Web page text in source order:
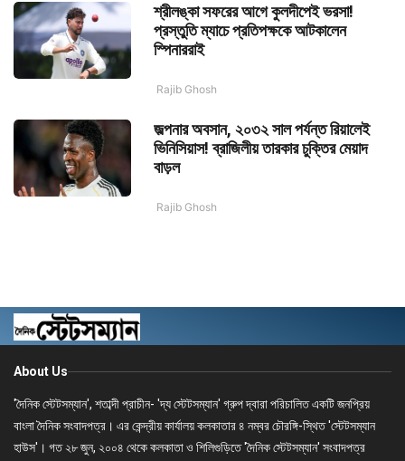
শ্রীলঙ্কা সফরের আগে কুলদীপেই ভরসা!
প্রস্তুতি ম্যাচে প্রতিপক্ষকে আটকালেন
স্পিনাররাই
Rajib Ghosh
জল্পনার অবসান, ২০৩২ সাল পর্যন্ত রিয়ালেই
ভিনিসিয়াস! ব্রাজিলীয় তারকার চুক্তির মেয়াদ
বাড়ল
Rajib Ghosh
About Us
'দৈনিক স্টেটসম্যান', শতাব্দী প্রাচীন- 'দ্য স্টেটসম্যান' গ্রুপ দ্বারা পরিচালিত একটি জনপ্রিয়
বাংলা দৈনিক সংবাদপত্র। এর কেন্দ্রীয় কার্যালয় কলকাতার ৪ নম্বর চৌরঙ্গি-স্থিত 'স্টেটসম্যান
হাউস'। গত ২৮ জুন, ২০০৪ থেকে কলকাতা ও শিলিগুড়িতে 'দৈনিক স্টেটসম্যান' সংবাদপত্র